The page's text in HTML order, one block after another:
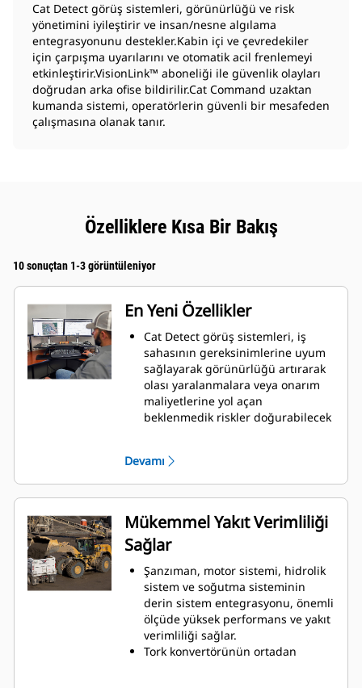
Cat Detect görüş sistemleri, görünürlüğü ve risk
yönetimini iyileştirir ve insan/nesne algılama
entegrasyonunu destekler.Kabin içi ve çevredekiler
için çarpışma uyarılarını ve otomatik acil frenlemeyi
etkinleştirir.VisionLink™ aboneliği ile güvenlik olayları
doğrudan arka ofise bildirilir.Cat Command uzaktan
kumanda sistemi, operatörlerin güvenli bir mesafeden
çalışmasına olanak tanır.
Özelliklere Kısa Bir Bakış
10 sonuçtan 1-3 görüntüleniyor
En Yeni Özellikler
Cat Detect görüş sistemleri, iş
sahasının gereksinimlerine uyum
sağlayarak görünürlüğü artırarak
olası yaralanmalara veya onarım
maliyetlerine yol açan
beklenmedik riskler doğurabilecek
Çarpışma riskini azaltma sistemi,
entegre akıllı sensör dizisini
kullanarak geri manevralarda
çarpışma uyarısı, insan algılama,
hareket engelleme ve otomatik acil
frenleme işlevleri sunar.Ayrıca,
VisionLink™ ile olay verileri ve
güvenlik eğilimlerine ilişkin
görünürlük sağlanır.
Cat Advanced Payload artık size
daha fazla kontrol ve verimlilik
sağlıyor. Tarif modu, doğru
malzeme karışımlarını garanti
Devamı
Mükemmel Yakıt Verimliliği
Sağlar
Şanzıman, motor sistemi, hidrolik
sistem ve soğutma sisteminin
derin sistem entegrasyonu, önemli
ölçüde yüksek performans ve yakıt
verimliliği sağlar.
Tork konvertörünün ortadan